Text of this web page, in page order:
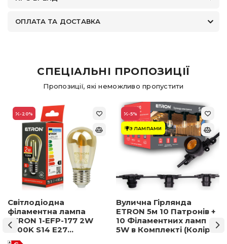
ОПЛАТА ТА ДОСТАВКА
СПЕЦІАЛЬНІ ПРОПОЗИЦІЇ
Пропозиції, які неможливо пропустити
-20%
Світлодіодна
філаментна лампа
ETRON 1-EFP-177 2W
2500K S14 E27
позолочене скло
-5%
З ЛАМПАМИ
Вулична Гірлянда
ETRON 5м 10 Патронів +
10 Філаментних ламп
5W в Комплекті (Колір